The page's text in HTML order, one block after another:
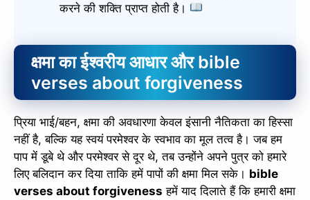
करने की शक्ति प्राप्त होती है।
क्षमा का ईश्वरीय आधार और bible
verses about forgiveness
प्रिया भाई/बहन, क्षमा की अवधारणा केवल इंसानी नैतिकता का हिस्सा
नहीं है, बल्कि यह स्वयं परमेश्वर के स्वभाव का मूल तत्व है। जब हम
पाप में डूबे थे और परमेश्वर से दूर थे, तब उन्होंने अपने पुत्र को हमारे
लिए बलिदान कर दिया ताकि हमें पापों की क्षमा मिल सके। bible
verses about forgiveness हमें याद दिलाते हैं कि हमारी क्षमा